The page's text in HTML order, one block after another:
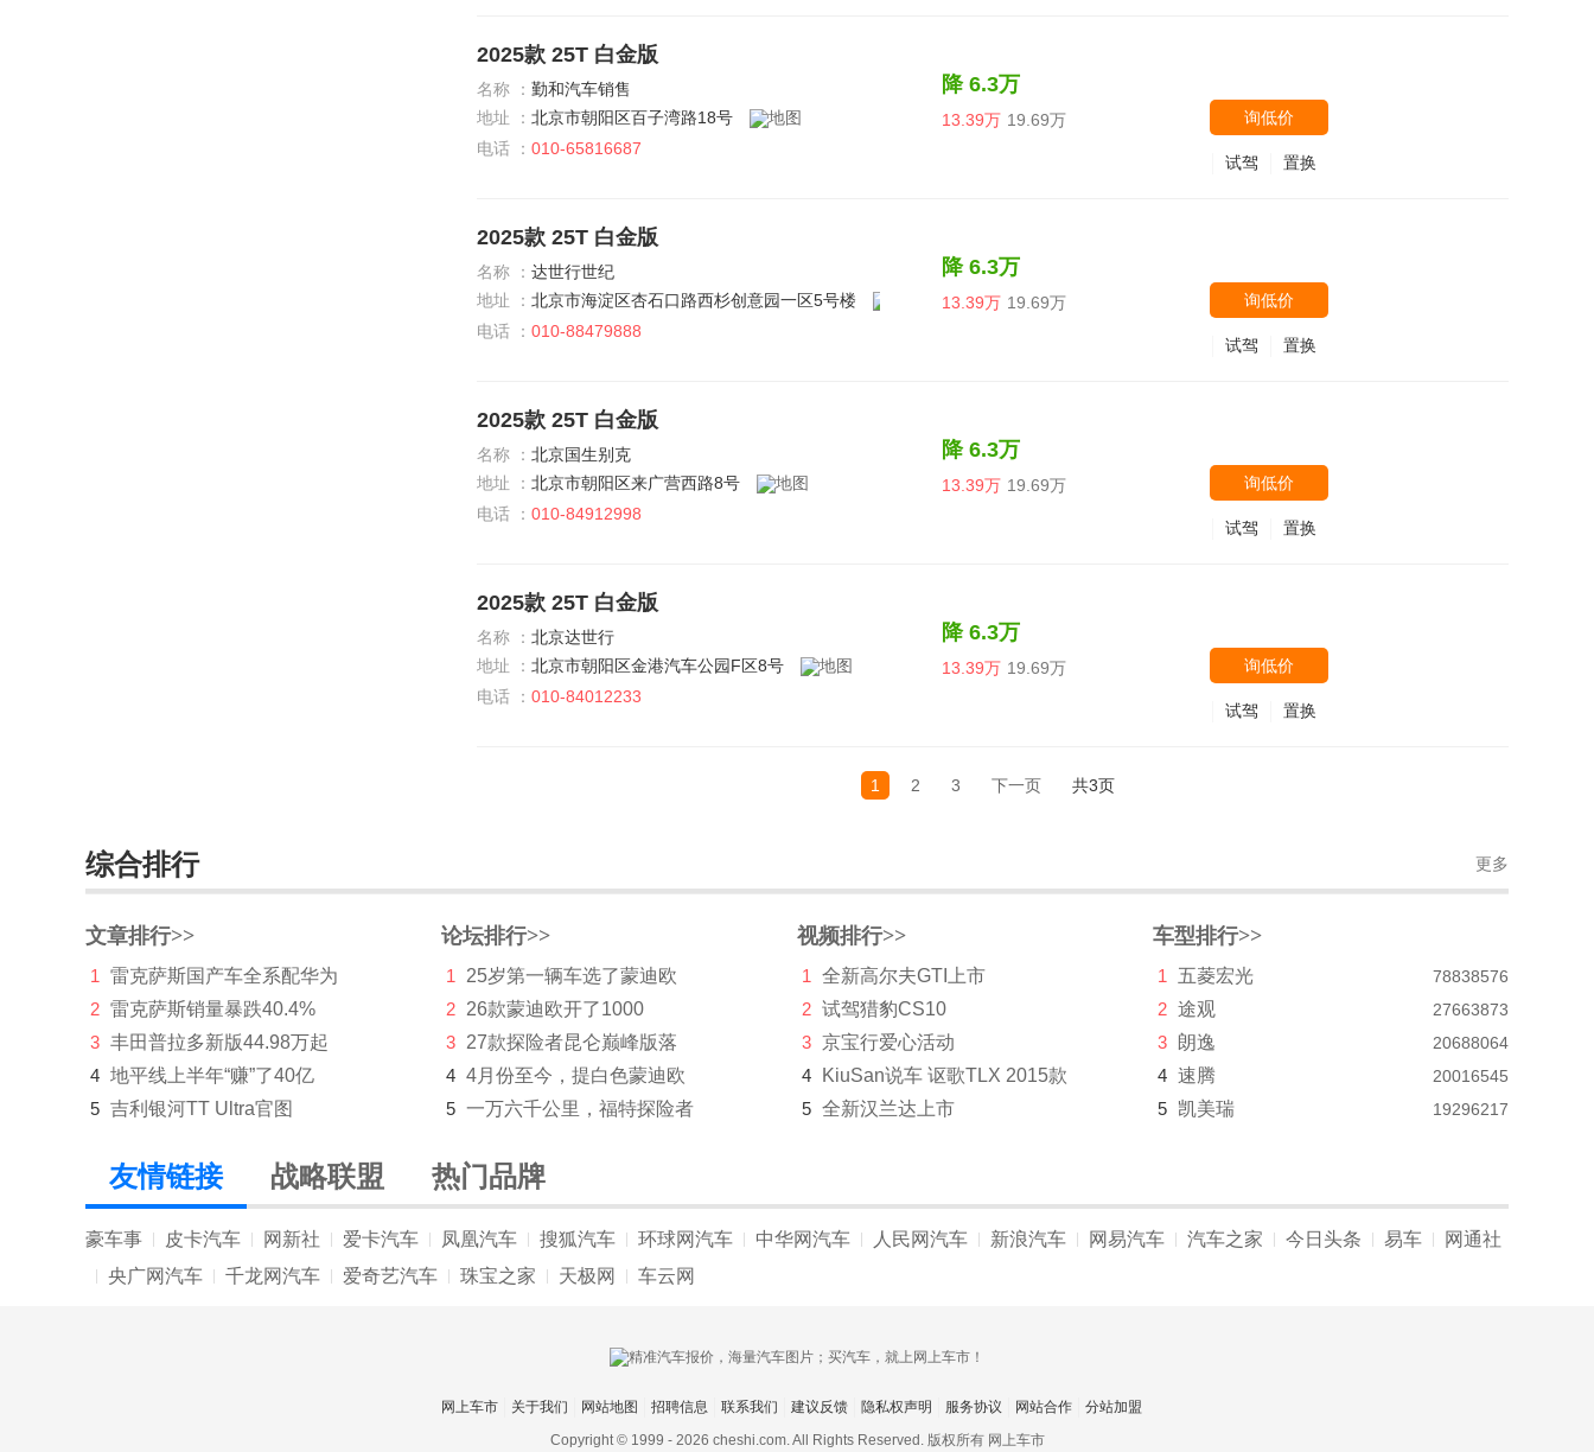
H
哈弗
昊铂
合创
恒源电动汽车
华境
华为享界
2025款 25T 白金版
名称 ： 勤和汽车销售
地址 ： 北京市朝阳区百子湾路18号
电话 ： 010-65816687
降 6.3万
13.39万 19.69万 询低价
置换
试驾
2025款 25T 白金版
名称 ： 达世行世纪
地址 ： 北京市海淀区杏石口路西杉创意园一区5号楼
电话 ： 010-88479888
降 6.3万
13.39万 19.69万 询低价
置换
试驾
2025款 25T 白金版
名称 ： 北京国生别克
地址 ： 北京市朝阳区来广营西路8号
电话 ： 010-84912998
降 6.3万
13.39万 19.69万 询低价
置换
试驾
2025款 25T 白金版
名称 ： 北京达世行
地址 ： 北京市朝阳区金港汽车公园F区8号
电话 ： 010-84012233
降 6.3万
13.39万 19.69万 询低价
置换
试驾
1 2 3 下一页 共3页
综合排行 更多
文章排行>>
1
雷克萨斯国产车全系配华为
2 雷克萨斯销量暴跌40.4%
3 丰田普拉多新版44.98万起
4 地平线上半年“赚”了40亿
5 吉利银河TT Ultra官图
论坛排行>>
1
25岁第一辆车选了蒙迪欧
2 26款蒙迪欧开了1000
3 27款探险者昆仑巅峰版落
4 4月份至今，提白色蒙迪欧
5 一万六千公里，福特探险者
视频排行>>
1
全新高尔夫GTI上市
2 试驾猎豹CS10
3 京宝行爱心活动
4
KiuSan说车 讴歌TLX 2015款
5 全新汉兰达上市
车型排行>>
1 五菱宏光 78838576
2 途观 27663873
3 朗逸 20688064
4 速腾 20016545
5 凯美瑞 19296217
友情链接 战略联盟 热门品牌
豪车事 皮卡汽车 网新社 爱卡汽车 凤凰汽车 搜狐汽车 环球网汽车 中华网汽车 人民网汽车 新浪汽车 网易汽车 汽车之家 今日头条 易车 网通社
央广网汽车 千龙网汽车 爱奇艺汽车 珠宝之家 天极网 车云网
网上车市 关于我们 网站地图 招聘信息 联系我们 建议反馈 隐私权声明 服务协议 网站合作
分站加盟
Copyright © 1999 - 2026 cheshi.com. All Rights Reserved. 版权所有 网上车市